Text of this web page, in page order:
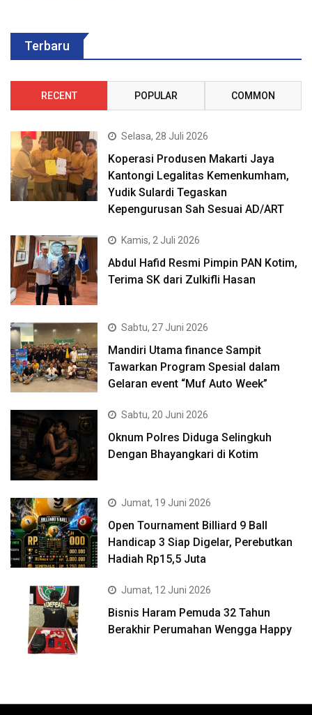
Terbaru
RECENT POPULAR COMMON
Selasa, 28 Juli 2026
Koperasi Produsen Makarti Jaya
Kantongi Legalitas Kemenkumham,
Yudik Sulardi Tegaskan
Kepengurusan Sah Sesuai AD/ART
Kamis, 2 Juli 2026
Abdul Hafid Resmi Pimpin PAN Kotim,
Terima SK dari Zulkifli Hasan
Sabtu, 27 Juni 2026
Mandiri Utama finance Sampit
Tawarkan Program Spesial dalam
Gelaran event “Muf Auto Week”
Sabtu, 20 Juni 2026
Oknum Polres Diduga Selingkuh
Dengan Bhayangkari di Kotim
Jumat, 19 Juni 2026
Open Tournament Billiard 9 Ball
Handicap 3 Siap Digelar, Perebutkan
Hadiah Rp15,5 Juta
Jumat, 12 Juni 2026
Bisnis Haram Pemuda 32 Tahun
Berakhir Perumahan Wengga Happy